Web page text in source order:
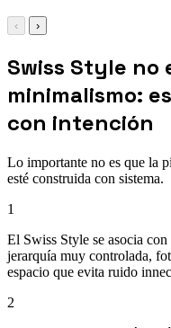
‹ ›
Swiss Style no
minimalismo:
con intención
Lo importante no es que la
esté construida con sistema.
1
El Swiss Style se asocia
jerarquía muy controlada,
espacio que evita ruido
2